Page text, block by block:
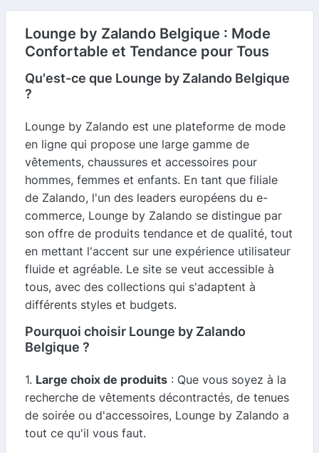
Lounge by Zalando Belgique : Mode
Confortable et Tendance pour Tous
Qu'est-ce que Lounge by Zalando Belgique
?
Lounge by Zalando est une plateforme de mode
en ligne qui propose une large gamme de
vêtements, chaussures et accessoires pour
hommes, femmes et enfants. En tant que filiale
de Zalando, l'un des leaders européens du e-
commerce, Lounge by Zalando se distingue par
son offre de produits tendance et de qualité, tout
en mettant l'accent sur une expérience utilisateur
fluide et agréable. Le site se veut accessible à
tous, avec des collections qui s'adaptent à
différents styles et budgets.
Pourquoi choisir Lounge by Zalando
Belgique ?
1. Large choix de produits : Que vous soyez à la
recherche de vêtements décontractés, de tenues
de soirée ou d'accessoires, Lounge by Zalando a
tout ce qu'il vous faut.